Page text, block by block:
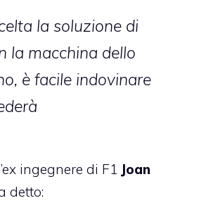
la soluzione di
la macchina dello
è facile indovinare
ingegnere di F1 Joan
detto: